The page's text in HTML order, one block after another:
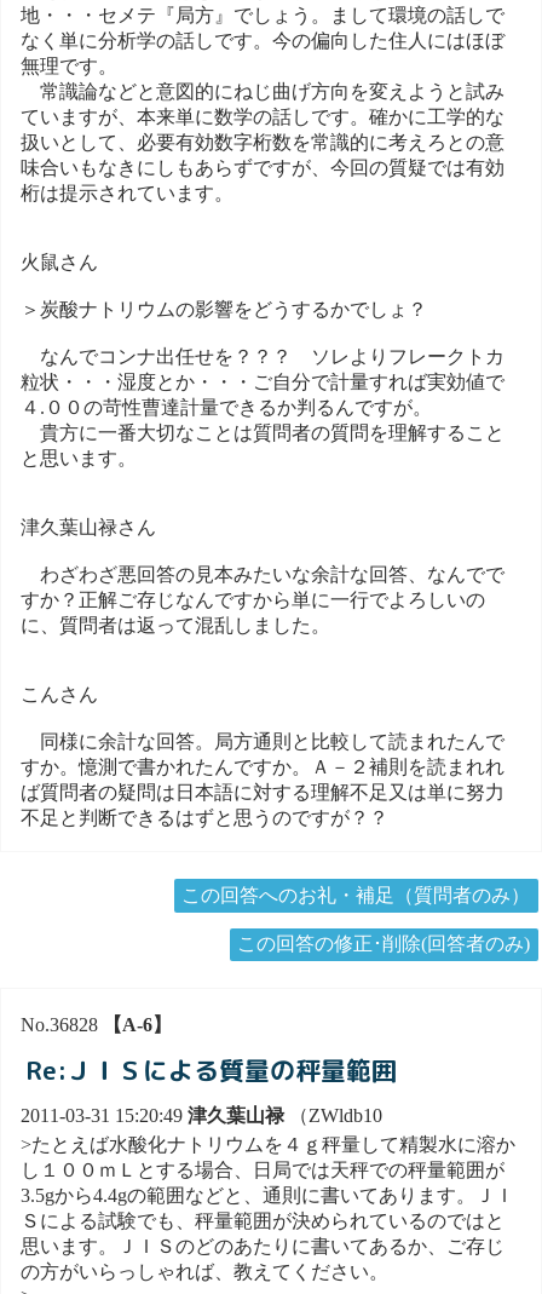
地・・・セメテ『局方』でしょう。まして環境の話しで
なく単に分析学の話しです。今の偏向した住人にはほぼ
無理です。
常識論などと意図的にねじ曲げ方向を変えようと試み
ていますが、本来単に数学の話しです。確かに工学的な
扱いとして、必要有効数字桁数を常識的に考えろとの意
味合いもなきにしもあらずですが、今回の質疑では有効
桁は提示されています。
火鼠さん
＞炭酸ナトリウムの影響をどうするかでしょ？
なんでコンナ出任せを？？？ ソレよりフレークトカ
粒状・・・湿度とか・・・ご自分で計量すれば実効値で
４.００の苛性曹達計量できるか判るんですが。
貴方に一番大切なことは質問者の質問を理解すること
と思います。
津久葉山禄さん
わざわざ悪回答の見本みたいな余計な回答、なんでで
すか？正解ご存じなんですから単に一行でよろしいの
に、質問者は返って混乱しました。
こんさん
同様に余計な回答。局方通則と比較して読まれたんで
すか。憶測で書かれたんですか。Ａ－２補則を読まれれ
ば質問者の疑問は日本語に対する理解不足又は単に努力
不足と判断できるはずと思うのですが？？
この回答へのお礼・補足（質問者のみ）
この回答の修正･削除(回答者のみ)
No.36828 【A-6】
Re:ＪＩＳによる質量の秤量範囲
2011-03-31 15:20:49 津久葉山禄（ZWldb10
>たとえば水酸化ナトリウムを４ｇ秤量して精製水に溶か
し１００ｍＬとする場合、日局では天秤での秤量範囲が
3.5gから4.4gの範囲などと、通則に書いてあります。ＪＩ
Ｓによる試験でも、秤量範囲が決められているのではと
思います。ＪＩＳのどのあたりに書いてあるか、ご存じ
の方がいらっしゃれば、教えてください。